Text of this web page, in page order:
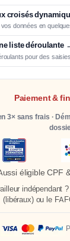
croisés
données en
liste déroulante
pour des
Paiement &
3× sans frais ·
éligible CPF
indépendant
(libéraux) ou le